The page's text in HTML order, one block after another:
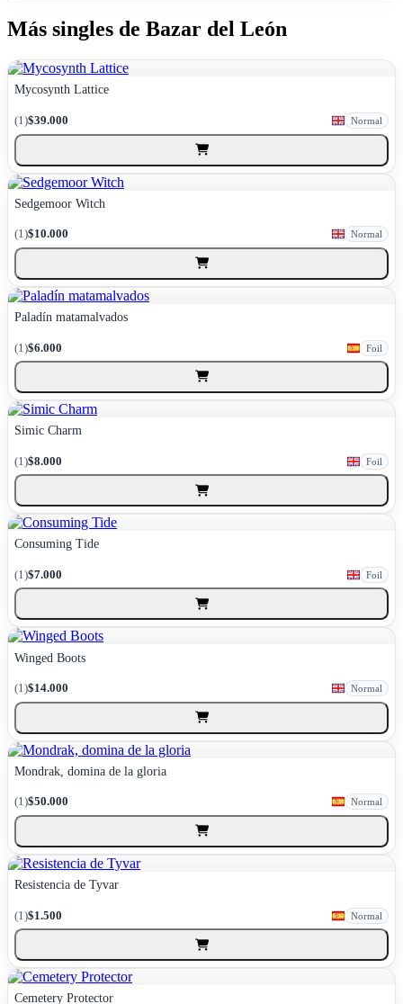
Más singles de Bazar del León
Mycosynth Lattice
(1)$39.000 Normal
Sedgemoor Witch
(1)$10.000 Normal
Paladín matamalvados
(1)$6.000 Foil
Simic Charm
(1)$8.000 Foil
Consuming Tide
(1)$7.000 Foil
Winged Boots
(1)$14.000 Normal
Mondrak, domina de la gloria
(1)$50.000 Normal
Resistencia de Tyvar
(1)$1.500 Normal
Cemetery Protector